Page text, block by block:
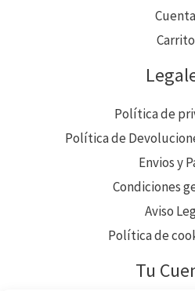
Cuenta
Carrito
Política de
Política de
Envios y
Condiciones
Aviso
Política de
Tu